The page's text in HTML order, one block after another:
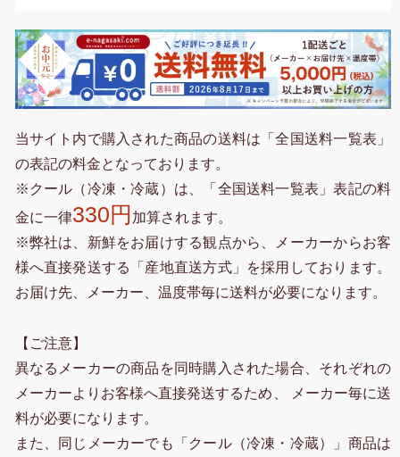
当サイト内で購入された商品の送料は「全国送料一覧表」
の表記の料金となっております。
※クール（冷凍・冷蔵）は、「全国送料一覧表」表記の料
金に一律330円 加算されます。
※弊社は、新鮮をお届けする観点から、メーカーからお客
様へ直接発送する「産地直送方式」を採用しております。
お届け先、メーカー、温度帯毎に送料が必要になります。
【ご注意】
異なるメーカーの商品を同時購入された場合、それぞれの
メーカーよりお客様へ直接発送するため、 メーカー毎に送
料が必要になります。
また、同じメーカーでも「クール（冷凍・冷蔵）」商品は